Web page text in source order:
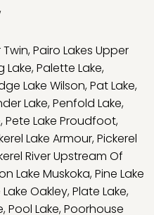
,
Twin,Pairo Lakes Upper
Lake,Palette Lake,
Lake Wilson,Pat Lake,
Lake,Penfold Lake,
,Pete Lake Proudfoot,
Lake Armour,Pickerel
River Upstream Of
Lake Muskoka,Pine Lake
Lake Oakley,Plate Lake,
,Pool Lake,Poorhouse